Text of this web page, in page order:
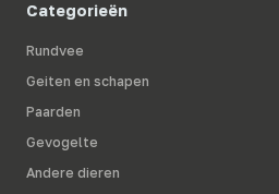
Categorieën
Rundvee
Geiten en schapen
Paarden
Gevogelte
Andere dieren